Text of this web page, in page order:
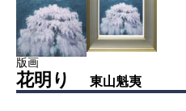
版画
花明り 東山魁夷